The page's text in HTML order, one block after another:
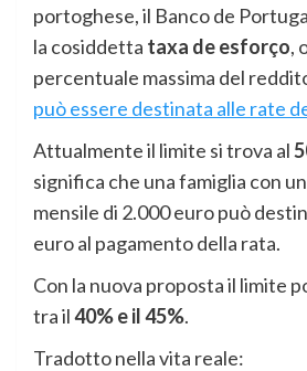
portoghese, il Banco de
la cosiddetta taxa de esforço,
percentuale massima del
può essere destinata alle rate
Attualmente il limite si trova al
significa che una famiglia con
mensile di 2.000 euro può
euro al pagamento della rata.
Con la nuova proposta il limite
tra il40% e il 45%.
Tradotto nella vita reale: